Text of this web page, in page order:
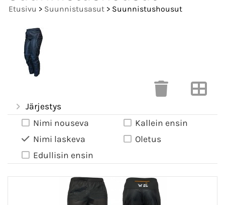
Etusivu > Suunnistusasut > Suunnistushousut
Järjestys
Nimi nouseva
Nimi laskeva
Edullisin ensin
Kallein ensin
Oletus